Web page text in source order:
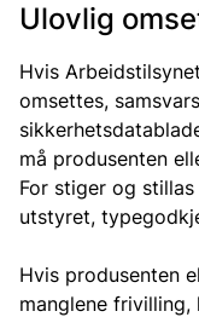
Ulovlig
Hvis
omsettes,
må produsenten
For stiger og
utstyret,
Hvis produsenten
manglene